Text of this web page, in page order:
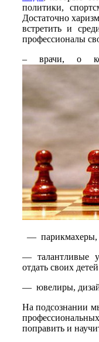
политики,
Достаточно
встретить и
профессионалы
– врачи, о
— парикмахеры,
— талантливые
отдать своих
— ювелиры,
На подсознании
поправить и